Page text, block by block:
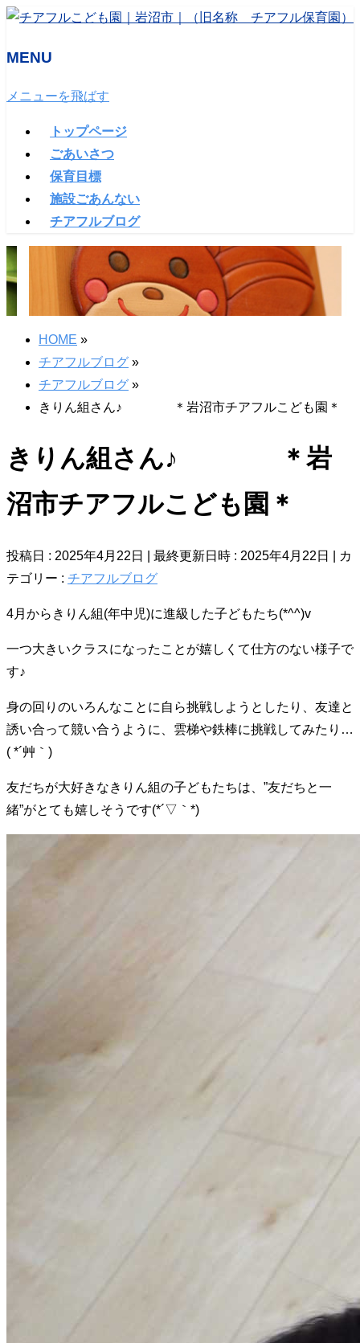
MENU
メニューを飛ばす
トップページ
ごあいさつ
保育目標
施設ごあんない
チアフルブログ
HOME »
チアフルブログ »
チアフルブログ »
きりん組さん♪ ＊岩沼市チアフルこども園＊
きりん組さん♪ ＊岩
沼市チアフルこども園＊
投稿日 : 2025年4月22日 最終更新日時 : 2025年4月22日
カ
テゴリー : チアフルブログ
4月からきりん組(年中児)に進級した子どもたち(*^^)v
一つ大きいクラスになったことが嬉しくて仕方のない様子で
す♪
身の回りのいろんなことに自ら挑戦しようとしたり、友達と
誘い合って競い合うように、雲梯や鉄棒に挑戦してみたり…
( *´艸｀)
友だちが大好きなきりん組の子どもたちは、”友だちと一
緒”がとても嬉しそうです(*´▽｀*)